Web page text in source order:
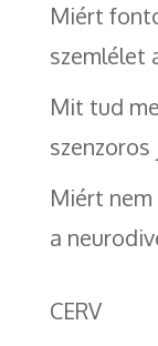
Miért
szemlélet
Mit tud
Miért
a
CERV